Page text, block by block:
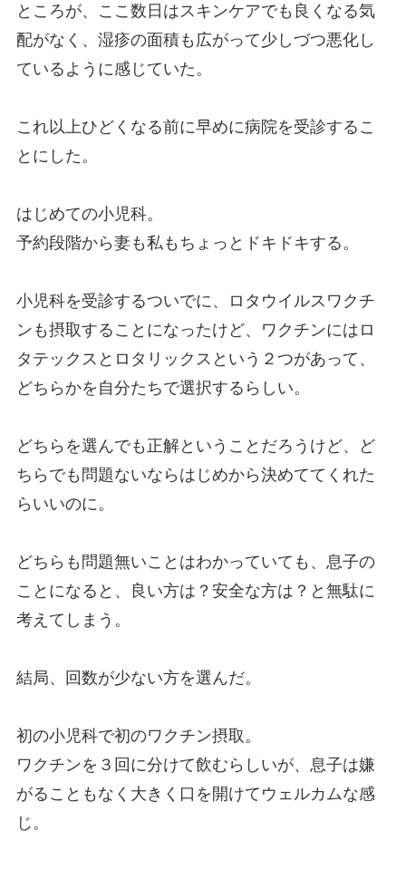
ところが、ここ数日はスキンケアでも良くなる気
配がなく、湿疹の面積も広がって少しづつ悪化し
ているように感じていた。
これ以上ひどくなる前に早めに病院を受診するこ
とにした。
はじめての小児科。
予約段階から妻も私もちょっとドキドキする。
小児科を受診するついでに、ロタウイルスワクチ
ンも摂取することになったけど、ワクチンにはロ
タテックスとロタリックスという２つがあって、
どちらかを自分たちで選択するらしい。
どちらを選んでも正解ということだろうけど、ど
ちらでも問題ないならはじめから決めててくれた
らいいのに。
どちらも問題無いことはわかっていても、息子の
ことになると、良い方は？安全な方は？と無駄に
考えてしまう。
結局、回数が少ない方を選んだ。
初の小児科で初のワクチン摂取。
ワクチンを３回に分けて飲むらしいが、息子は嫌
がることもなく大きく口を開けてウェルカムな感
じ。